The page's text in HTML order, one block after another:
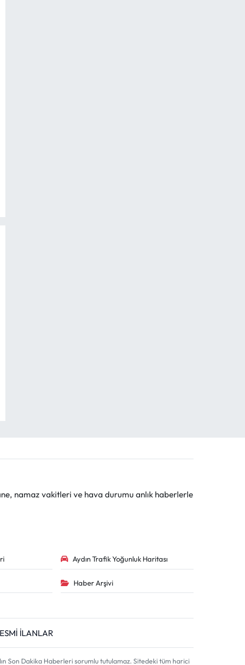
namaz vakitleri ve hava durumu anlık haberlerle
Aydın Trafik Yoğunluk Haritası
Haber Arşivi
İLANLAR
Son Dakika Haberleri sorumlu tutulamaz. Sitedeki tüm harici